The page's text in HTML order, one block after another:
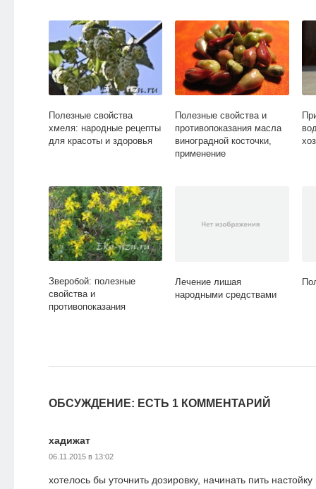
Полезные свойства
хмеля: народные рецепты
для красоты и здоровья
Полезные свойства и
противопоказания масла
виноградной косточки,
применение
Зверобой: полезные
свойства и
противопоказания
Лечение лишая
народными средствами
ОБСУЖДЕНИЕ: ЕСТЬ 1 КОММЕНТАРИЙ
хадижат
06.11.2015 в 13:02
хотелось бы уточнить дозировку, начинать пить